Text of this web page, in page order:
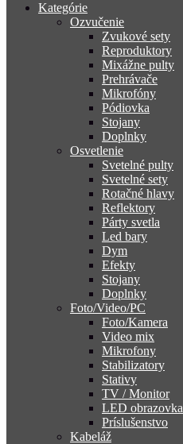
Kategórie
Ozvučenie
Zvukové sety
Reproduktory
Mixážne pulty
Prehrávače
Mikrofóny
Pódiovka
Stojany
Doplnky
Osvetlenie
Svetelné pulty
Svetelné sety
Rotačné hlavy
Reflektory
Párty svetla
Led bary
Dym
Efekty
Stojany
Doplnky
Foto/Video/PC
Foto/Kamera
Video mix
Mikrofony
Stabilizatory
Stativy
TV / Monitor
LED obrazovka
Príslušenstvo
Kabeláž